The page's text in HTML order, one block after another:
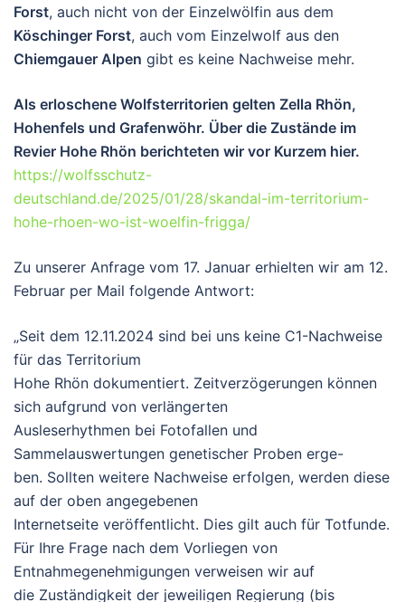
Forst, auch nicht von der Einzelwölfin aus dem
Köschinger Forst, auch vom Einzelwolf aus den
Chiemgauer Alpen gibt es keine Nachweise mehr.
Als erloschene Wolfsterritorien gelten Zella Rhön,
Hohenfels und Grafenwöhr. Über die Zustände im
Revier Hohe Rhön berichteten wir vor Kurzem hier.
https://wolfsschutz-
deutschland.de/2025/01/28/skandal-im-territorium-
hohe-rhoen-wo-ist-woelfin-frigga/
Zu unserer Anfrage vom 17. Januar erhielten wir am 12.
Februar per Mail folgende Antwort:
„Seit dem 12.11.2024 sind bei uns keine C1-Nachweise
für das Territorium
Hohe Rhön dokumentiert. Zeitverzögerungen können
sich aufgrund von verlängerten
Ausleserhythmen bei Fotofallen und
Sammelauswertungen genetischer Proben erge-
ben. Sollten weitere Nachweise erfolgen, werden diese
auf der oben angegebenen
Internetseite veröffentlicht. Dies gilt auch für Totfunde.
Für Ihre Frage nach dem Vorliegen von
Entnahmegenehmigungen verweisen wir auf
die Zuständigkeit der jeweiligen Regierung (bis